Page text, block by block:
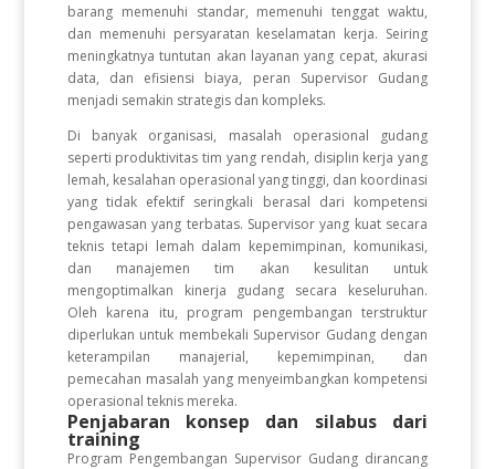
barang memenuhi standar, memenuhi tenggat waktu,
dan memenuhi persyaratan keselamatan kerja. Seiring
meningkatnya tuntutan akan layanan yang cepat, akurasi
data, dan efisiensi biaya, peran Supervisor Gudang
menjadi semakin strategis dan kompleks.
Di banyak organisasi, masalah operasional gudang
seperti produktivitas tim yang rendah, disiplin kerja yang
lemah, kesalahan operasional yang tinggi, dan koordinasi
yang tidak efektif seringkali berasal dari kompetensi
pengawasan yang terbatas. Supervisor yang kuat secara
teknis tetapi lemah dalam kepemimpinan, komunikasi,
dan manajemen tim akan kesulitan untuk
mengoptimalkan kinerja gudang secara keseluruhan.
Oleh karena itu, program pengembangan terstruktur
diperlukan untuk membekali Supervisor Gudang dengan
keterampilan manajerial, kepemimpinan, dan
pemecahan masalah yang menyeimbangkan kompetensi
operasional teknis mereka.
Penjabaran konsep dan silabus dari
training
Program Pengembangan Supervisor Gudang dirancang